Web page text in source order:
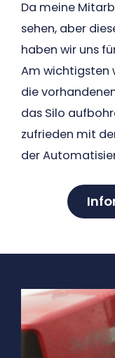
Da meine
sehen, aber
haben wir uns
Am wichtigsten
die
das Silo
zufrieden mit
der